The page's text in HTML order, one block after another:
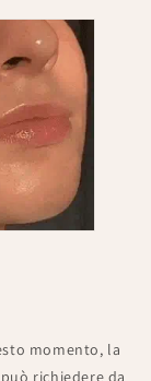
momento, la
richiedere da